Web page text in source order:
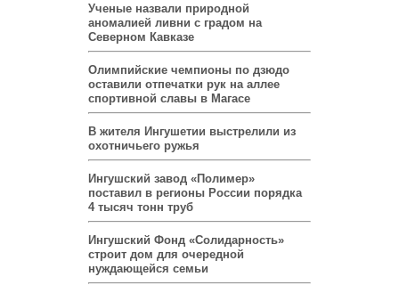
Ученые назвали природной
аномалией ливни с градом на
Северном Кавказе
Олимпийские чемпионы по дзюдо
оставили отпечатки рук на аллее
спортивной славы в Магасе
В жителя Ингушетии выстрелили из
охотничьего ружья
Ингушский завод «Полимер»
поставил в регионы России порядка
4 тысяч тонн труб
Ингушский Фонд «Солидарность»
строит дом для очередной
нуждающейся семьи